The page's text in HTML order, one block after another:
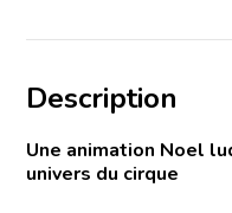
Description
Une animation Noel
univers du cirque